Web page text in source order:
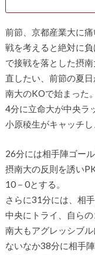
前節、京都産業大に
戦を考えると絶対に
で接戦を落とした摂
直したい、前節の夏
南大のKOで始まった。
4分に立命大が中央ラ
小原稜生がキャッチし
26分には相手陣ゴー
摂南大の反則を誘い
10－0とする。
さらに31分には、相
中央にトライ、自ら
南大もアグレッシブ
ないなか38分に相手